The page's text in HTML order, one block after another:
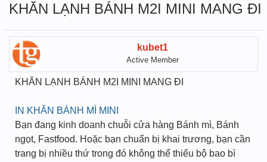
KHĂN LẠNH BÁNH M2I MINI MANG ĐI
kubet1
Active Member
KHĂN LẠNH BÁNH M2I MINI MANG ĐI
IN KHĂN BÁNH MÌ MINI
Bạn đang kinh doanh chuỗi cửa hàng Bánh mì, Bánh
ngọt, Fastfood. Hoặc bạn chuẩn bị khai trương, bạn cần
trang bị nhiều thứ trong đó không thể thiếu bộ bao bì